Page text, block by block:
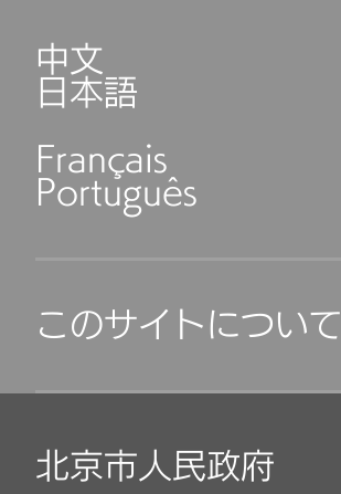
中文
日本語
Français
Português
このサイトについて
北京市人民政府